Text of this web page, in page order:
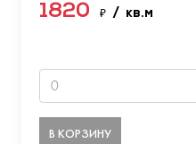
1820 ₽ / кв.м
В КОРЗИНУ